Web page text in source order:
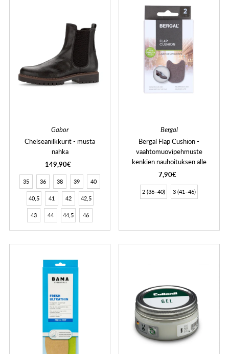
Gabor
Chelseanilkkurit - musta
nahka
149,90€
35 36 38 39 40
40,5 41 42 42,5
43 44 44,5 46
Bergal
Bergal Flap Cushion -
vaahtomuovipehmuste
kenkien nauhoituksen alle
7,90€
2 (36–40) 3 (41–46)